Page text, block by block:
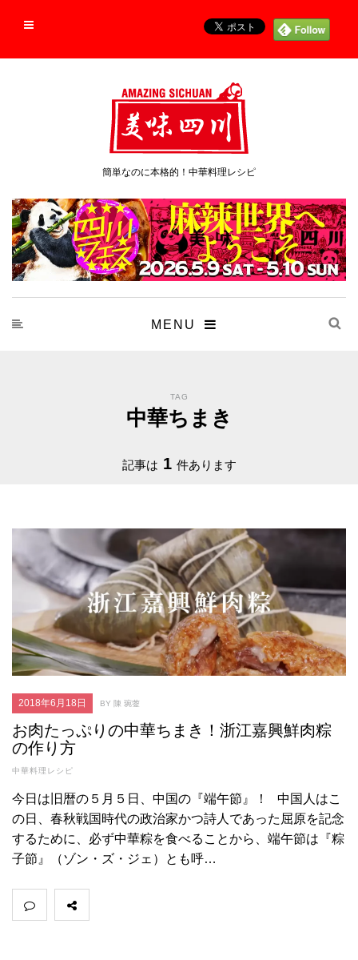
簡単なのに本格的！中華料理レシピ
MENU
TAG
中華ちまき
記事は 1 件あります
2018年6月18日 BY 陳 琬蓥
お肉たっぷりの中華ちまき！浙江嘉興鮮肉粽
の作り方
中華料理レシピ
今日は旧暦の５月５日、中国の『端午節』！ 中国人はこ
の日、春秋戦国時代の政治家かつ詩人であった屈原を記念
するために、必ず中華粽を食べることから、端午節は『粽
子節』（ゾン・ズ・ジェ）とも呼…